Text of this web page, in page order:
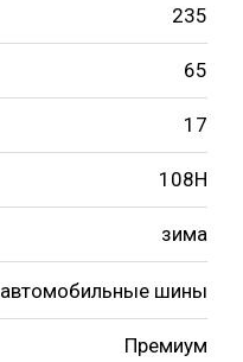
235
65
17
108H
зима
автомобильные шины
Премиум